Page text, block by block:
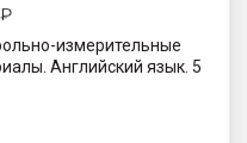
₽
измерительные
Английский язык. 5